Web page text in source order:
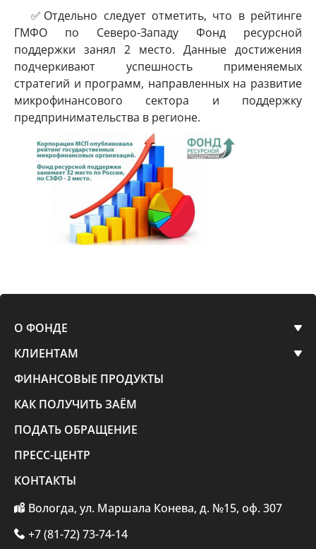
✅Отдельно следует отметить, что в рейтинге
ГМФО по Северо-Западу Фонд ресурсной
поддержки занял 2 место. Данные достижения
подчеркивают успешность применяемых
стратегий и программ, направленных на развитие
микрофинансового сектора и поддержку
предпринимательства в регионе.
О ФОНДЕ
КЛИЕНТАМ
ФИНАНСОВЫЕ ПРОДУКТЫ
КАК ПОЛУЧИТЬ ЗАЁМ
ПОДАТЬ ОБРАЩЕНИЕ
ПРЕСС-ЦЕНТР
КОНТАКТЫ
Вологда, ул. Маршала Конева, д. №15, оф. 307
+7 (81-72) 73-74-14